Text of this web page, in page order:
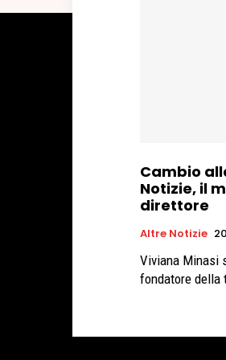
Cambio
Notizie, il
direttore
Altre Notizie
Viviana Minasi
fondatore della